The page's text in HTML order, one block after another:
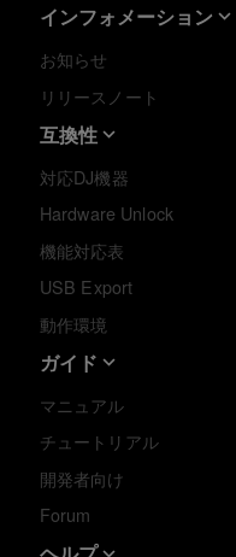
インフォメーション
お知らせ
リリースノート
互換性
対応DJ機器
Hardware Unlock
機能対応表
USB Export
動作環境
ガイド
マニュアル
チュートリアル
開発者向け
Forum